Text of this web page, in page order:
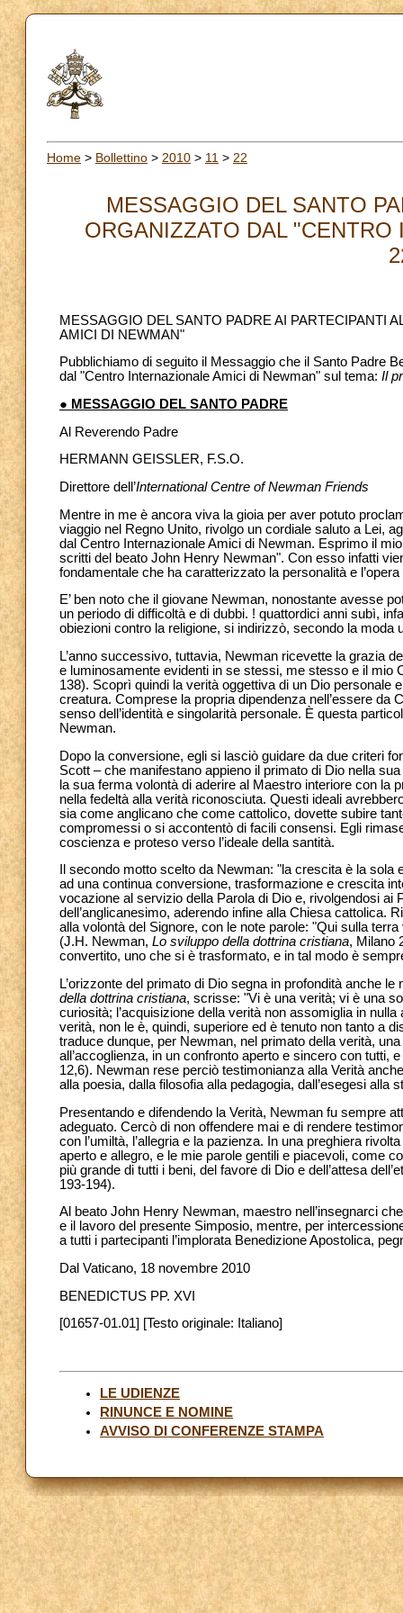
Home > Bollettino > 2010 > 11 > 22
MESSAGGIO DEL SANTO
ORGANIZZATO DAL
MESSAGGIO DEL SANTO PADRE AI PARTECIPANTI
AMICI DI NEWMAN"
Pubblichiamo di seguito il Messaggio che il Santo Padre
dal "Centro Internazionale Amici di Newman" sul tema: Il
● MESSAGGIO DEL SANTO PADRE
Al Reverendo Padre
HERMANN GEISSLER, F.S.O.
Direttore dell’International Centre of Newman Friends
Mentre in me è ancora viva la gioia per aver potuto
viaggio nel Regno Unito, rivolgo un cordiale saluto a Lei,
dal Centro Internazionale Amici di Newman. Esprimo il
scritti del beato John Henry Newman". Con esso infatti
fondamentale che ha caratterizzato la personalità e
E’ ben noto che il giovane Newman, nonostante avesse
un periodo di difficoltà e di dubbi. ! quattordici anni subì,
obiezioni contro la religione, si indirizzò, secondo la
L’anno successivo, tuttavia, Newman ricevette la grazia
e luminosamente evidenti in se stessi, me stesso e il mio
138). Scoprì quindi la verità oggettiva di un Dio personale
creatura. Comprese la propria dipendenza nell’essere da
senso dell’identità e singolarità personale. È questa
Newman.
Dopo la conversione, egli si lasciò guidare da due criteri
Scott – che manifestano appieno il primato di Dio nella
la sua ferma volontà di aderire al Maestro interiore con la
nella fedeltà alla verità riconosciuta. Questi ideali
sia come anglicano che come cattolico, dovette subire
compromessi o si accontentò di facili consensi. Egli
coscienza e proteso verso l’ideale della santità.
Il secondo motto scelto da Newman: "la crescita è la sola
ad una continua conversione, trasformazione e crescita
vocazione al servizio della Parola di Dio e, rivolgendosi
dell’anglicanesimo, aderendo infine alla Chiesa cattolica.
alla volontà del Signore, con le note parole: "Qui sulla
(J.H. Newman, Lo sviluppo della dottrina cristiana, Milano
convertito, uno che si è trasformato, e in tal modo è
L’orizzonte del primato di Dio segna in profondità anche
della dottrina cristiana, scrisse: "Vi è una verità; vi è una
curiosità; l’acquisizione della verità non assomiglia in
verità, non le è, quindi, superiore ed è tenuto non tanto a
traduce dunque, per Newman, nel primato della verità,
all’accoglienza, in un confronto aperto e sincero con tutti,
12,6). Newman rese perciò testimonianza alla Verità
alla poesia, dalla filosofia alla pedagogia, dall’esegesi
Presentando e difendendo la Verità, Newman fu sempre
adeguato. Cercò di non offendere mai e di rendere
con l’umiltà, l’allegria e la pazienza. In una preghiera
aperto e allegro, e le mie parole gentili e piacevoli, come
più grande di tutti i beni, del favore di Dio e dell’attesa
193-194).
Al beato John Henry Newman, maestro nell’insegnarci
e il lavoro del presente Simposio, mentre, per
a tutti i partecipanti l’implorata Benedizione Apostolica,
Dal Vaticano, 18 novembre 2010
BENEDICTUS PP. XVI
[01657-01.01] [Testo originale: Italiano]
LE UDIENZE
RINUNCE E NOMINE
AVVISO DI CONFERENZE STAMPA